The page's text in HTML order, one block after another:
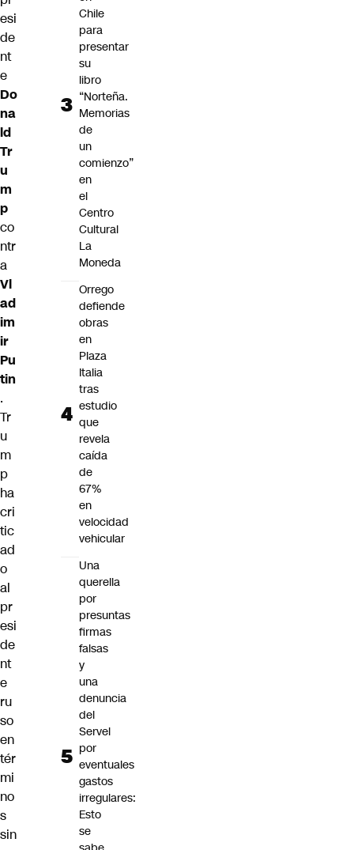
esi
de
nt
e
Do
na
ld
Tr
u
m
p
co
ntr
a
Vl
ad
im
ir
Pu
tin
.
Tr
u
m
p
ha
cri
tic
ad
o
al
pr
esi
de
nt
e
ru
so
en
tér
mi
no
s
sin
Chile
para
presentar
su
libro
“Norteña.
Memorias
de
un
comienzo”
en
el
Centro
Cultural
La
Moneda
Orrego
defiende
obras
en
Plaza
Italia
tras
estudio
que
revela
caída
de
67%
en
velocidad
vehicular
Una
querella
por
presuntas
firmas
falsas
y
una
denuncia
del
Servel
por
eventuales
gastos
irregulares:
Esto
se